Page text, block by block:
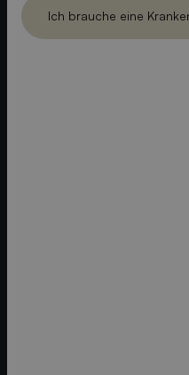
Ich brauche eine
Ich brauch eine